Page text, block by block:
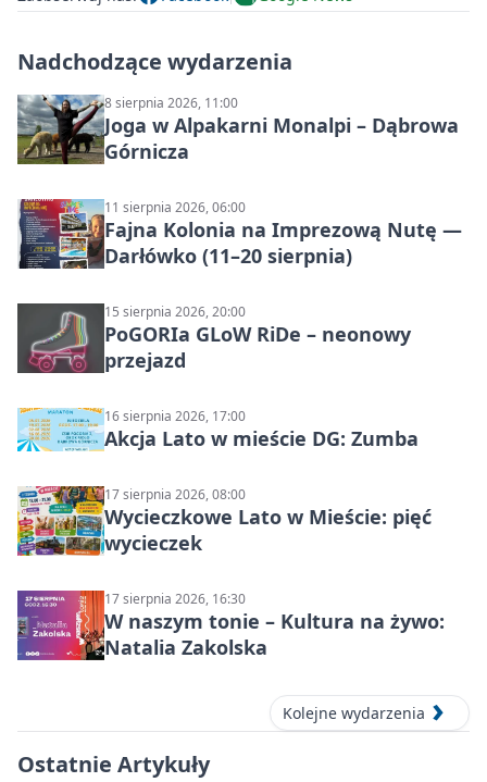
Nadchodzące wydarzenia
8 sierpnia 2026, 11:00
Joga w Alpakarni Monalpi – Dąbrowa
Górnicza
11 sierpnia 2026, 06:00
Fajna Kolonia na Imprezową Nutę —
Darłówko (11–20 sierpnia)
15 sierpnia 2026, 20:00
PoGORIa GLoW RiDe – neonowy
przejazd
16 sierpnia 2026, 17:00
Akcja Lato w mieście DG: Zumba
17 sierpnia 2026, 08:00
Wycieczkowe Lato w Mieście: pięć
wycieczek
17 sierpnia 2026, 16:30
W naszym tonie – Kultura na żywo:
Natalia Zakolska
Kolejne wydarzenia
Ostatnie Artykuły